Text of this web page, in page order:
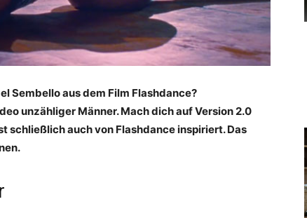
Sembello aus dem Film Flashdance?
unzähliger Männer. Mach dich auf Version 2.0
schließlich auch von Flashdance inspiriert. Das